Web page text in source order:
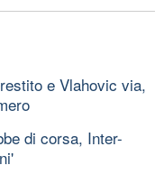
e Vlahovic via,
di corsa, Inter-